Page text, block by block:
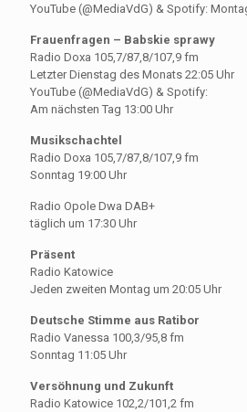
YouTube (@MediaVdG) & Spotify:
Frauenfragen – Babskie sprawy
Radio Doxa 105,7/87,8/107,9 fm
Letzter Dienstag des Monats 22:05 Uhr
YouTube (@MediaVdG) & Spotify:
Am nächsten Tag 13:00 Uhr
Musikschachtel
Radio Doxa 105,7/87,8/107,9 fm
Sonntag 19:00 Uhr
Radio Opole Dwa DAB+
täglich um 17:30 Uhr
Präsent
Radio Katowice
Jeden zweiten Montag um 20:05 Uhr
Deutsche Stimme aus Ratibor
Radio Vanessa 100,3/95,8 fm
Sonntag 11:05 Uhr
Versöhnung und Zukunft
Radio Katowice 102,2/101,2 fm